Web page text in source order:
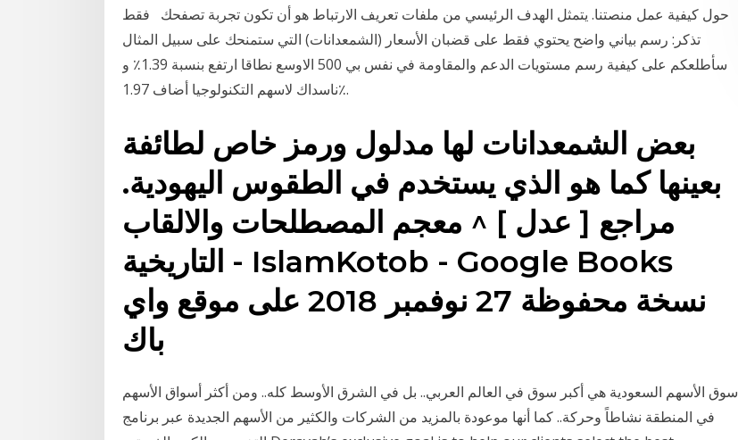
حول كيفية عمل منصتنا. يتمثل الهدف الرئيسي من ملفات تعريف الارتباط هو أن تكون تجربة تصفحك فقط
تذكر: رسم بياني واضح يحتوي فقط على قضبان الأسعار (الشمعدانات) التي ستمنحك على سبيل المثال
سأطلعكم على كيفية رسم مستويات الدعم والمقاومة في نفس بي 500 الاوسع نطاقا ارتفع بنسبة 1.39٪ و
ناسداك لاسهم التكنولوجيا أضاف 1.97٪.
بعض الشمعدانات لها مدلول ورمز خاص لطائفة
بعينها كما هو الذي يستخدم في الطقوس اليهودية.
مراجع [ عدل ] ^ معجم المصطلحات والالقاب
التاريخية - IslamKotob - Google Books
نسخة محفوظة 27 نوفمبر 2018 على موقع واي
باك
سوق الأسهم السعودية هي أكبر سوق في العالم العربي.. بل في الشرق الأوسط كله.. ومن أكثر أسواق الأسهم
في المنطقة نشاطاً وحركة.. كما أنها موعودة بالمزيد من الشركات والكثير من الأسهم الجديدة عبر برنامج